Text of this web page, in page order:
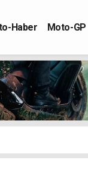
Haber Moto-GP